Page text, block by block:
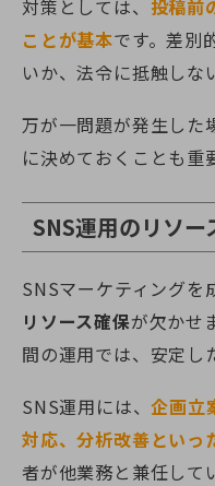
対策としては、 投稿前
ことが基本です。差別
いか、法令に抵触しな
万が一問題が発生した
に決めておくことも重
SNS運用のリソー
SNSマーケティングを
リソース確保が欠かせ
間の運用では、安定し
SNS運用には、企画立
対応、分析改善といっ
者が他業務と兼任して